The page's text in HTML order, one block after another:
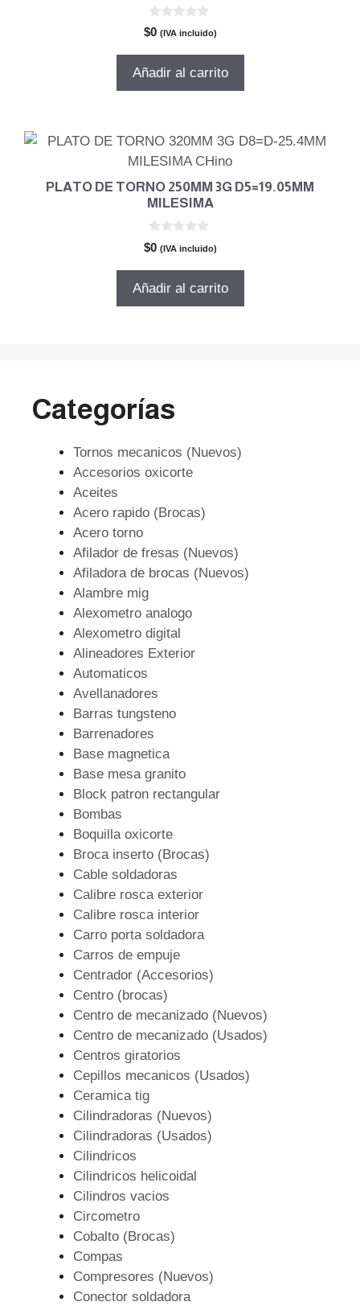
0
d
$0 (IVA incluido)
Añadir al carrito
PLATO DE TORNO 250MM 3G D5=19.05MM
MILESIMA
0
d
$0 (IVA incluido)
Añadir al carrito
Categorías
Tornos mecanicos (Nuevos)
Accesorios oxicorte
Aceites
Acero rapido (Brocas)
Acero torno
Afilador de fresas (Nuevos)
Afiladora de brocas (Nuevos)
Alambre mig
Alexometro analogo
Alexometro digital
Alineadores Exterior
Automaticos
Avellanadores
Barras tungsteno
Barrenadores
Base magnetica
Base mesa granito
Block patron rectangular
Bombas
Boquilla oxicorte
Broca inserto (Brocas)
Cable soldadoras
Calibre rosca exterior
Calibre rosca interior
Carro porta soldadora
Carros de empuje
Centrador (Accesorios)
Centro (brocas)
Centro de mecanizado (Nuevos)
Centro de mecanizado (Usados)
Centros giratorios
Cepillos mecanicos (Usados)
Ceramica tig
Cilindradoras (Nuevos)
Cilindradoras (Usados)
Cilindricos
Cilindricos helicoidal
Cilindros vacios
Circometro
Cobalto (Brocas)
Compas
Compresores (Nuevos)
Conector soldadora